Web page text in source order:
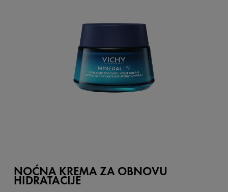
NOĆNA KREMA ZA OBNOVU
HIDRATACIJE